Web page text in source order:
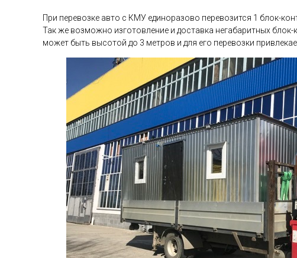
При перевозке авто с КМУ единоразово перевозится 1 блок-
Так же возможно изготовление и доставка негабаритных
может быть высотой до 3 метров и для его перевозки